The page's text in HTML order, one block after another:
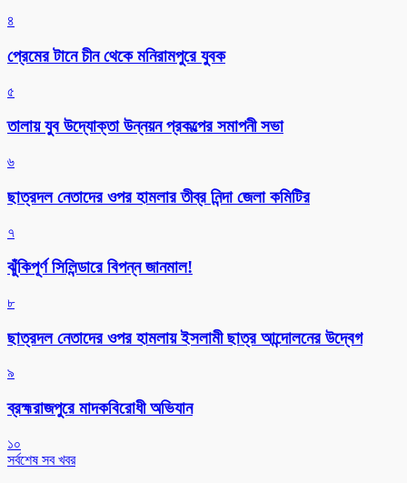
৪
প্রেমের টানে চীন থেকে মনিরামপুরে যুবক
৫
তালায় যুব উদ্যোক্তা উন্নয়ন প্রকল্পের সমাপনী সভা
৬
ছাত্রদল নেতাদের ওপর হামলার তীব্র নিন্দা জেলা কমিটির
৭
ঝুঁকিপূর্ণ সিলিন্ডারে বিপন্ন জানমাল!
৮
ছাত্রদল নেতাদের ওপর হামলায় ইসলামী ছাত্র আন্দোলনের উদ্বেগ
৯
ব্রহ্মরাজপুরে মাদকবিরোধী অভিযান
১০
সর্বশেষ সব খবর